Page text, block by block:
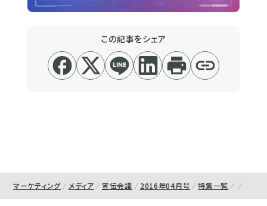
この記事をシェア
マーケティング メディア 宣伝会議 2016年04月号 特集一覧